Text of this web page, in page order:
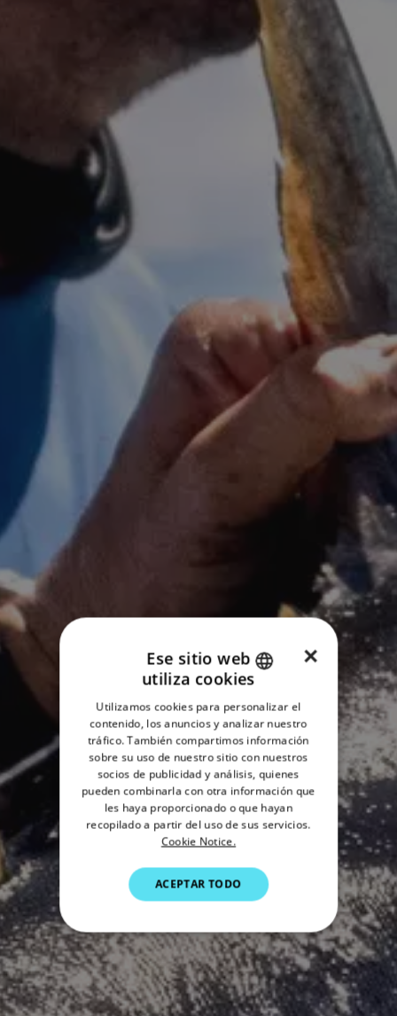
ENGLISH
FRENCH
DANISH
ITALIAN
SWEDISH
DUTCH
SPANISH
FINNISH
×
Ese sitio web
utiliza cookies
Utilizamos cookies para personalizar el
contenido, los anuncios y analizar nuestro
tráfico. También compartimos información
sobre su uso de nuestro sitio con nuestros
socios de publicidad y análisis, quienes
pueden combinarla con otra información que
les haya proporcionado o que hayan
recopilado a partir del uso de sus servicios.
Cookie Notice.
ACEPTAR TODO